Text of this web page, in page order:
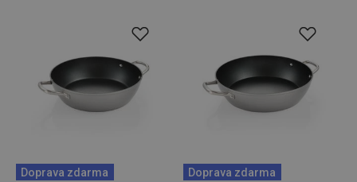
Doprava zdarma Doprava zdarma
cookies
Analytické a preferenčné cookies